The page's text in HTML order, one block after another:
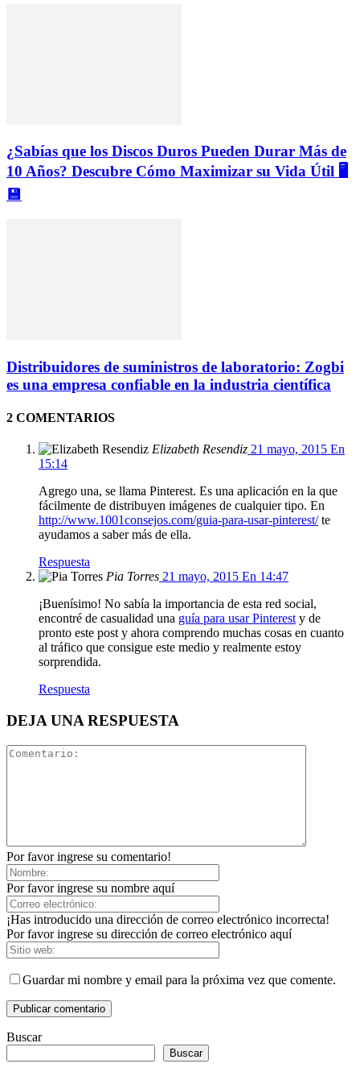
¿Sabías que los Discos Duros Pueden Durar Más de
10 Años? Descubre Cómo Maximizar su Vida Útil 🖥️
💾
Distribuidores de suministros de laboratorio: Zogbi
es una empresa confiable en la industria científica
2 COMENTARIOS
Elizabeth Resendiz 21 mayo, 2015 En
15:14
Agrego una, se llama Pinterest. Es una aplicación en la que
fácilmente de distribuyen imágenes de cualquier tipo. En
http://www.1001consejos.com/guia-para-usar-pinterest/te
ayudamos a saber más de ella.
Respuesta
Pia Torres 21 mayo, 2015 En 14:47
¡Buenísimo! No sabía la importancia de esta red social,
encontré de casualidad una guía para usar Pinteresty de
pronto este post y ahora comprendo muchas cosas en cuanto
al tráfico que consigue este medio y realmente estoy
sorprendida.
Respuesta
DEJA UNA RESPUESTA
Por favor ingrese su comentario!
Por favor ingrese su nombre aquí
¡Has introducido una dirección de correo electrónico incorrecta!
Por favor ingrese su dirección de correo electrónico aquí
Guardar mi nombre y email para la próxima vez que comente.
Buscar
Buscar